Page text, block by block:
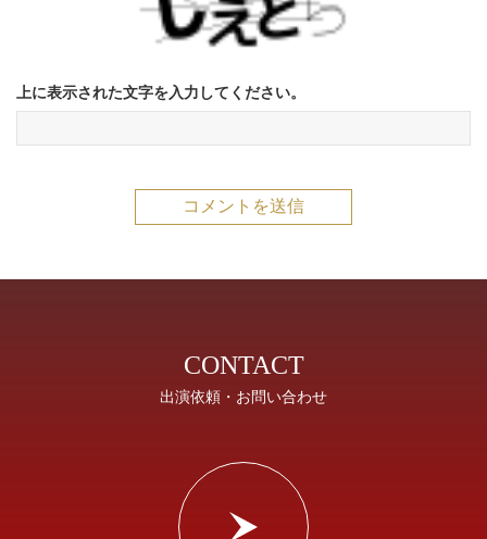
上に表示された文字を入力してください。
CONTACT
出演依頼・お問い合わせ